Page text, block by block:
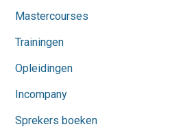
Mastercourses
Trainingen
Opleidingen
Incompany
Sprekers boeken